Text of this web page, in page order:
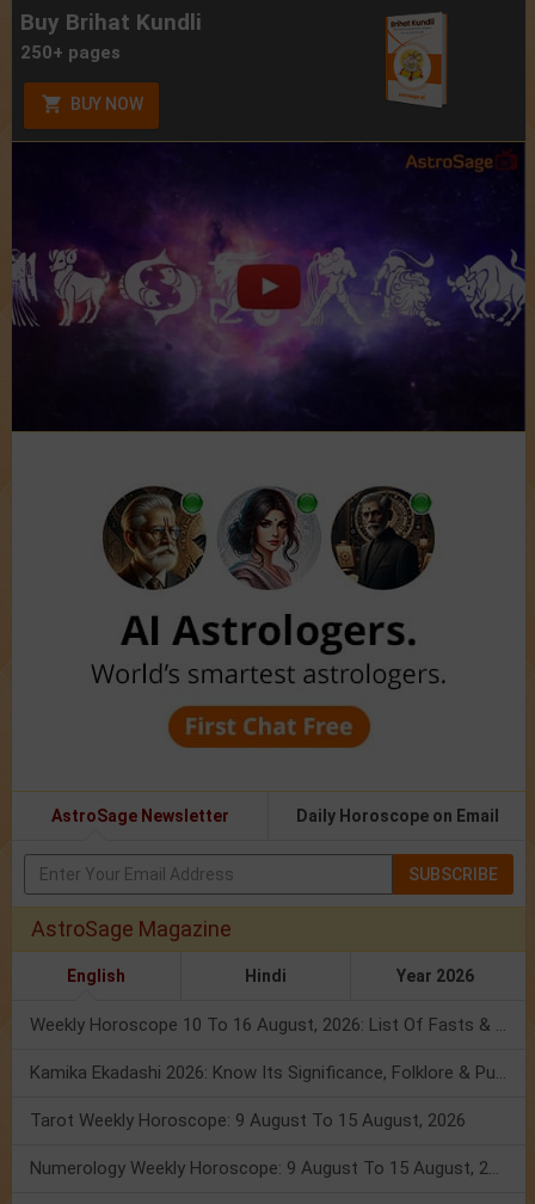
Buy Brihat Kundli
250+ pages
BUY NOW
AstroSage Newsletter Daily Horoscope on Email
SUBSCRIBE
AstroSage Magazine
English Hindi Year 2026
Weekly Horoscope 10 To 16 August, 2026: List Of Fasts & Festivals
Kamika Ekadashi 2026: Know Its Significance, Folklore & Puja Rituals
Tarot Weekly Horoscope: 9 August To 15 August, 2026
Numerology Weekly Horoscope: 9 August To 15 August, 2026